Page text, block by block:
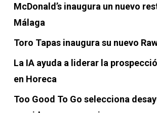
McDonald’s inaugura un nuevo
Málaga
Toro Tapas inaugura su nuevo
La IA ayuda a liderar la
en Horeca
Too Good To Go selecciona